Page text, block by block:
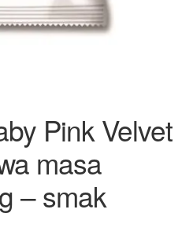
Pink Velvet
masa
– smak